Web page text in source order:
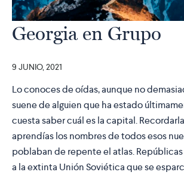
Georgia en Grupo
9 JUNIO, 2021
Lo conoces de oídas, aunque no
suene de alguien que ha estado
cuesta saber cuál es la capital.
aprendías los nombres de todos esos
poblaban de repente el atlas.
a la extinta Unión Soviética que se